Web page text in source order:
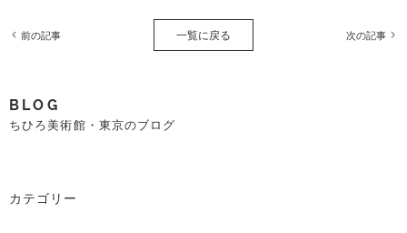
前の記事 一覧に戻る 次の記事
BLOG
ちひろ美術館・東京のブログ
カテゴリー